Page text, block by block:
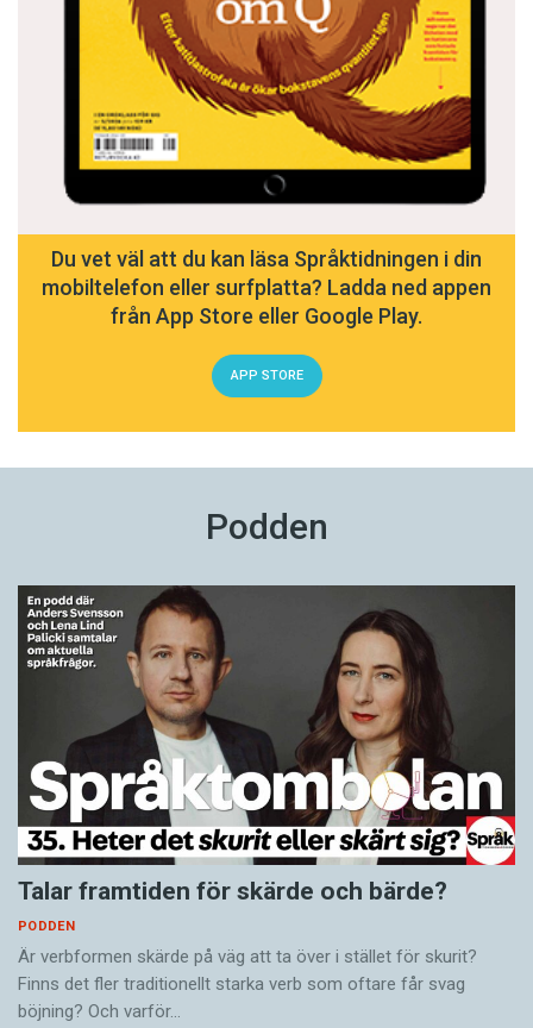
Du vet väl att du kan läsa Språktidningen i din
mobiltelefon eller surfplatta? Ladda ned appen
från App Store eller Google Play.
APP STORE
Podden
Talar framtiden för skärde och bärde?
PODDEN
Är verbformen skärde på väg att ta över i stället för skurit?
Finns det fler traditionellt starka verb som oftare får svag
böjning? Och varför…